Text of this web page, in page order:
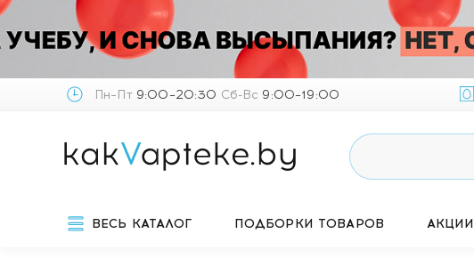
Пн–Пт9:00–20:30 Сб-Вс 9:00–19:00
ВЕСЬ КАТАЛОГ ПОДБОРКИ ТОВАРОВ АКЦИИ